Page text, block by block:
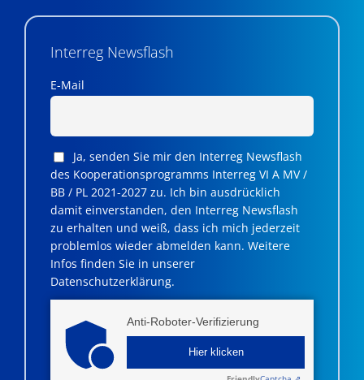
Interreg Newsflash
E-Mail
Ja, senden Sie mir den Interreg Newsflash
des Kooperationsprogramms Interreg VI A MV /
BB / PL 2021-2027 zu. Ich bin ausdrücklich
damit einverstanden, den Interreg Newsflash
zu erhalten und weiß, dass ich mich jederzeit
problemlos wieder abmelden kann. Weitere
Infos finden Sie in unserer
Datenschutzerklärung.
Anti-Roboter-Verifizierung
Hier klicken